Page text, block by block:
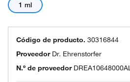
1 ml
Código de producto. 30316844
Proveedor Dr. Ehrenstorfer
N.º de proveedor